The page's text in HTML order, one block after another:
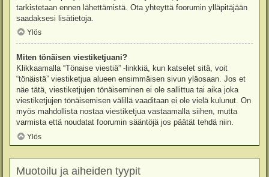
tarkistetaan ennen lähettämistä. Ota yhteyttä foorumin ylläpitäjään
saadaksesi lisätietoja.
Ylös
Miten tönäisen viestiketjuani?
Klikkaamalla “Tönaise viestiä” -linkkiä, kun katselet sitä, voit
“tönäistä” viestiketjua alueen ensimmäisen sivun yläosaan. Jos et
näe tätä, viestiketjujen tönäiseminen ei ole sallittua tai aika joka
viestiketjujen tönäisemisen välillä vaaditaan ei ole vielä kulunut. On
myös mahdollista nostaa viestiketjua vastaamalla siihen, mutta
varmista että noudatat foorumin sääntöjä jos päätät tehdä niin.
Ylös
Muotoilu ja aiheiden tyypit